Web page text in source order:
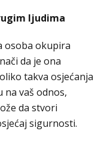
ljudima
osoba okupira
da je ona
takva osjećanja
na vaš odnos,
da stvori
sigurnosti.